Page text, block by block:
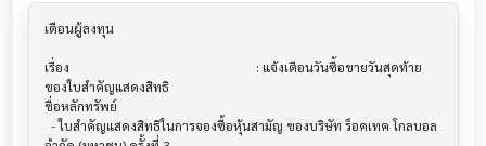
เตือนผู้ลงทุน
เรื่อง                                  			 : แจ้งเตือนวันซื้อขายวันสุดท้าย
ของใบสำคัญแสดงสิทธิ
ชื่อหลักทรัพย์